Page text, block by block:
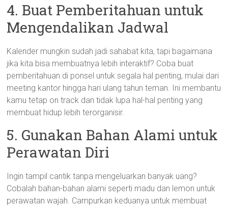
4. Buat Pemberitahuan untuk
Mengendalikan Jadwal
Kalender mungkin sudah jadi sahabat kita, tapi bagaimana
jika kita bisa membuatnya lebih interaktif? Coba buat
pemberitahuan di ponsel untuk segala hal penting, mulai dari
meeting kantor hingga hari ulang tahun teman. Ini membantu
kamu tetap on track dan tidak lupa hal-hal penting yang
membuat hidup lebih terorganisir.
5. Gunakan Bahan Alami untuk
Perawatan Diri
Ingin tampil cantik tanpa mengeluarkan banyak uang?
Cobalah bahan-bahan alami seperti madu dan lemon untuk
perawatan wajah. Campurkan keduanya untuk membuat